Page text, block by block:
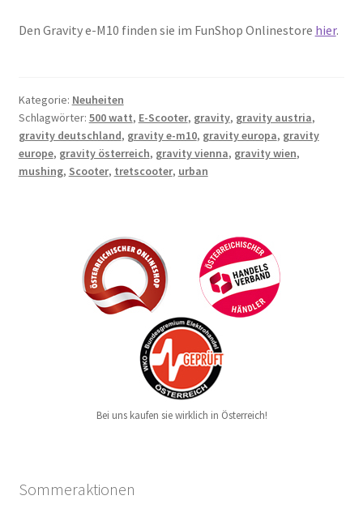
Den Gravity e-M10 finden sie im FunShop Onlinestore hier.
Kategorie: Neuheiten
Schlagwörter: 500 watt, E-Scooter, gravity, gravity austria,
gravity deutschland, gravity e-m10, gravity europa, gravity
europe, gravity österreich, gravity vienna, gravity wien,
mushing, Scooter, tretscooter, urban
Bei uns kaufen sie wirklich in Österreich!
Sommeraktionen